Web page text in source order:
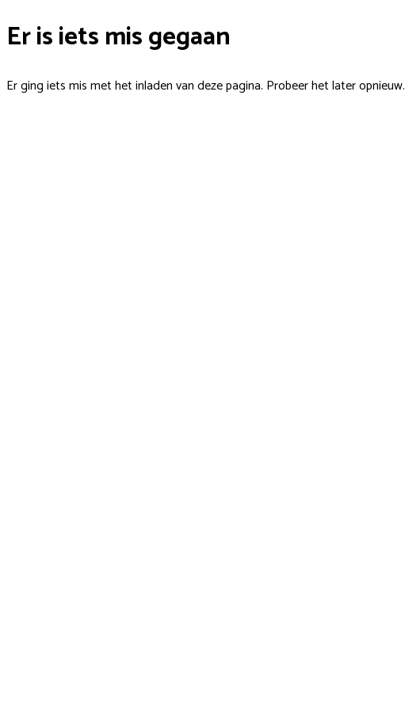
Er is iets mis gegaan
Er ging iets mis met het inladen van deze pagina. Probeer het later opnieuw.